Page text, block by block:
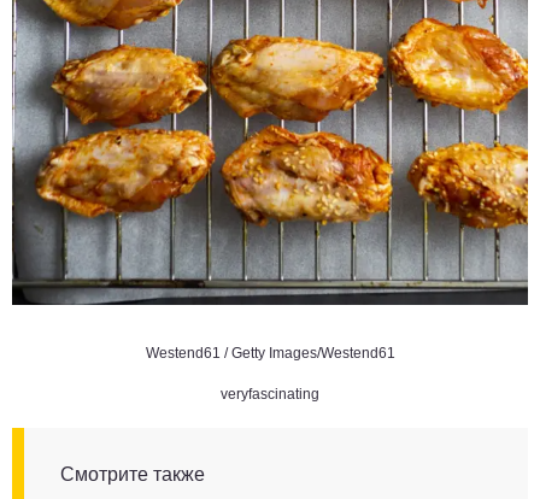
Westend61 / Getty Images/Westend61
veryfascinating
Смотрите также